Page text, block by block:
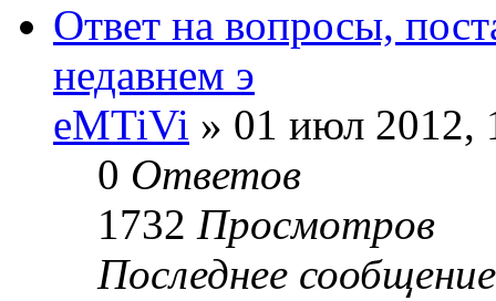
Ответ на вопросы,
недавнем э
eMTiVi » 01 июл 2012,
0 Ответов
1732 Просмотров
Последнее